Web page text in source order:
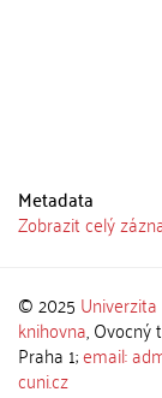
Metadata
Zobrazit celý
© 2025
knihovna, Ovocný
Praha 1;email:
cuni.cz